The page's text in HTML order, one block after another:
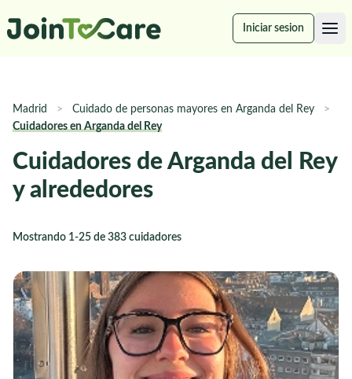
Iniciar sesion
Madrid > Cuidado de personas mayores en Arganda del Rey
>
Cuidadores en Arganda del Rey
Cuidadores de Arganda del Rey
y alrededores
Mostrando 1-25 de 383 cuidadores